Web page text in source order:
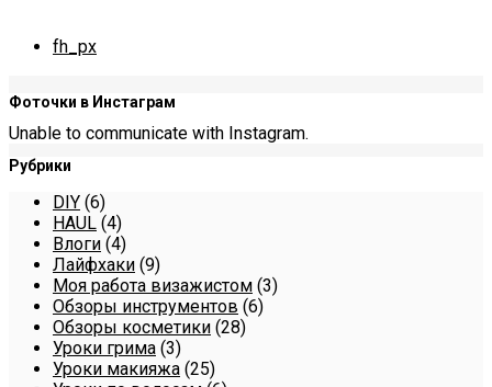
fh_px
Фоточки в Инстаграм
Unable to communicate with Instagram.
Рубрики
DIY (6)
HAUL (4)
Влоги (4)
Лайфхаки (9)
Моя работа визажистом (3)
Обзоры инструментов (6)
Обзоры косметики (28)
Уроки грима (3)
Уроки макияжа (25)